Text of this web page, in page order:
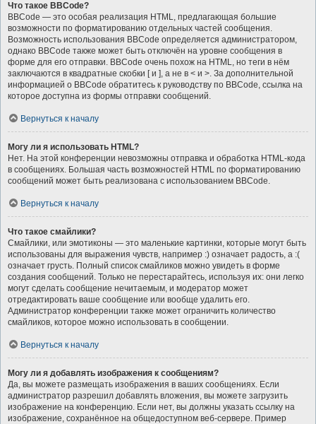
Что такое BBCode?
BBCode — это особая реализация HTML, предлагающая большие
возможности по форматированию отдельных частей сообщения.
Возможность использования BBCode определяется администратором,
однако BBCode также может быть отключён на уровне сообщения в
форме для его отправки. BBCode очень похож на HTML, но теги в нём
заключаются в квадратные скобки [ и ], а не в < и >. За дополнительной
информацией о BBCode обратитесь к руководству по BBCode, ссылка на
которое доступна из формы отправки сообщений.
Вернуться к началу
Могу ли я использовать HTML?
Нет. На этой конференции невозможны отправка и обработка HTML-кода
в сообщениях. Большая часть возможностей HTML по форматированию
сообщений может быть реализована с использованием BBCode.
Вернуться к началу
Что такое смайлики?
Смайлики, или эмотиконы — это маленькие картинки, которые могут быть
использованы для выражения чувств, например :) означает радость, а :(
означает грусть. Полный список смайликов можно увидеть в форме
создания сообщений. Только не перестарайтесь, используя их: они легко
могут сделать сообщение нечитаемым, и модератор может
отредактировать ваше сообщение или вообще удалить его.
Администратор конференции также может ограничить количество
смайликов, которое можно использовать в сообщении.
Вернуться к началу
Могу ли я добавлять изображения к сообщениям?
Да, вы можете размещать изображения в ваших сообщениях. Если
администратор разрешил добавлять вложения, вы можете загрузить
изображение на конференцию. Если нет, вы должны указать ссылку на
изображение, сохранённое на общедоступном веб-сервере. Пример